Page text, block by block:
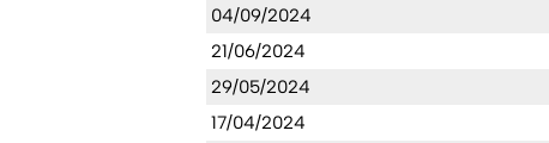
04/09/2024
21/06/2024
29/05/2024
17/04/2024